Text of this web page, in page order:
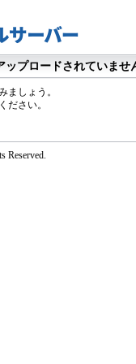
ップロードされていませ
ましょう。
ださい。
Reserved.